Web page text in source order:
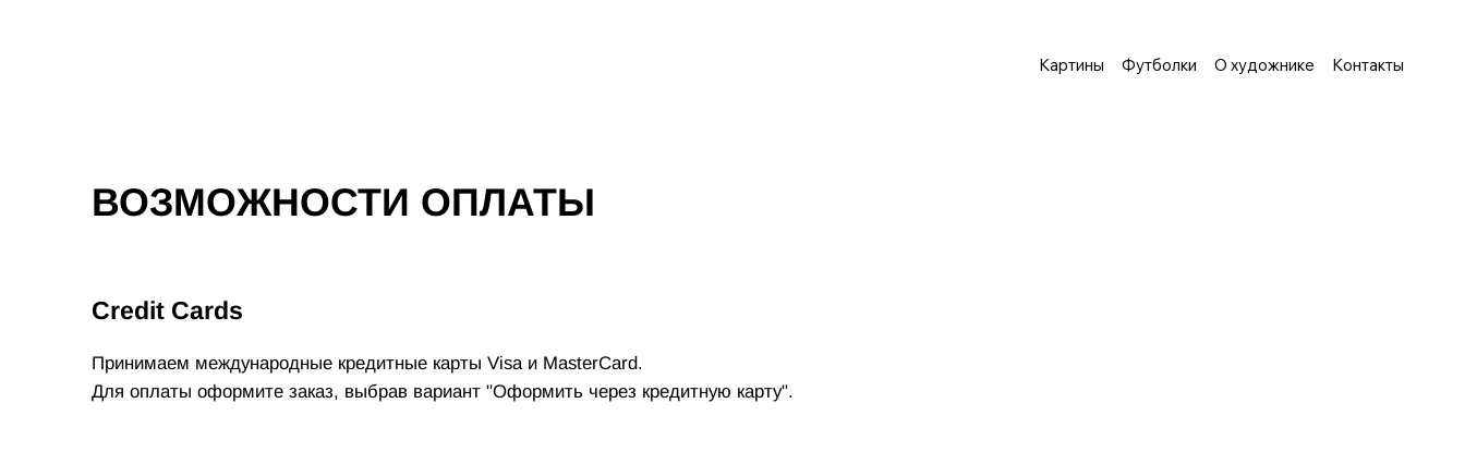
Картины Футболки О художнике Контакты
ВОЗМОЖНОСТИ ОПЛАТЫ
Credit Cards
Принимаем международные кредитные карты Visa и MasterCard.
Для оплаты оформите заказ, выбрав вариант "Оформить через кредитную карту".